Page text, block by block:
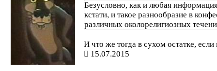
Безусловно, как и любая
кстати, и такое разнообразие в
различных околорелигиозных
И что же тогда в сухом остатке, если
15.07.2015